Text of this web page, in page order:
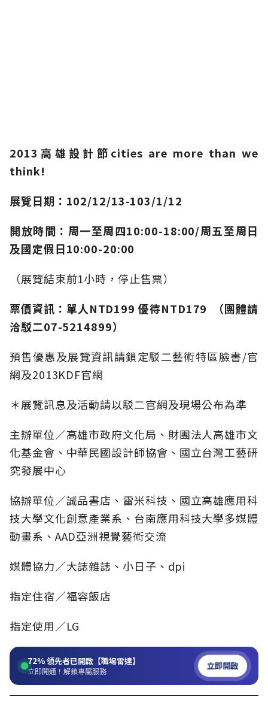
2013高雄設計節cities are more than we
think!
展覽日期：102/12/13-103/1/12
開放時間：周一至周四10:00-18:00/周五至周日
及國定假日10:00-20:00
（展覽結束前1小時，停止售票）
票價資訊：單人NTD199 優待NTD179 （團體請
洽駁二07-5214899）
預售優惠及展覽資訊請鎖定駁二藝術特區臉書/官
網及2013KDF官網
＊展覽訊息及活動請以駁二官網及現場公布為準
主辦單位／高雄市政府文化局、財團法人高雄市文
化基金會、中華民國設計師協會、國立台灣工藝研
究發展中心
協辦單位／誠品書店、雷米科技、國立高雄應用科
技大學文化創意產業系、台南應用科技大學多媒體
動畫系、AAD亞洲視覺藝術交流
媒體協力／大誌雜誌、小日子、dpi
指定住宿／福容飯店
指定使用／LG
72%領先者已開啟【職場雷達】
立即開通！解鎖專屬服務 立即開啟